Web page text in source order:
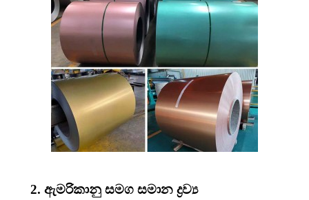
2. ඇමරිකානු සමග සමාන ද්‍රව්‍ය